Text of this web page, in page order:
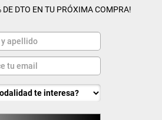
DE DTO EN TU PRÓXIMA COMPRA!